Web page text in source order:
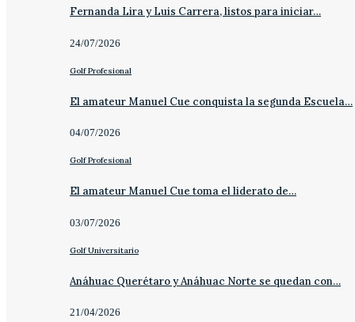
Fernanda Lira y Luis Carrera, listos para iniciar…
24/07/2026
Golf Profesional
El amateur Manuel Cue conquista la segunda Escuela…
04/07/2026
Golf Profesional
El amateur Manuel Cue toma el liderato de…
03/07/2026
Golf Universitario
Anáhuac Querétaro y Anáhuac Norte se quedan con…
21/04/2026